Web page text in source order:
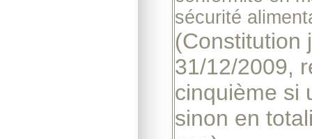
sécurité
(Constitution
31/12/2009,
cinquième si
sinon en